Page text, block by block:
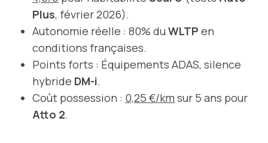
Plus, février 2026).
Autonomie réelle : 80% du WLTP en
conditions françaises.
Points forts : Équipements ADAS, silence
hybride DM-i.
Coût possession : 0,25 €/km sur 5 ans pour
Atto 2.